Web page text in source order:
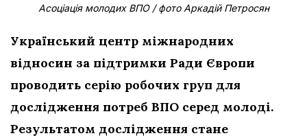
Асоціація молодих ВПО / фото Аркадій Петросян
Український центр міжнародних
відносин за підтримки Ради Європи
проводить серію робочих груп для
дослідження потреб ВПО серед молоді.
Результатом дослідження стане